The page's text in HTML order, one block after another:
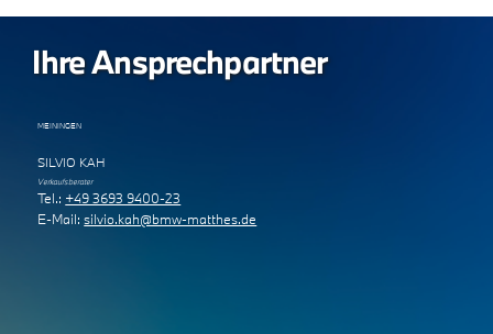
Ihre Ansprechpartner
MEININGEN
SILVIO KAH
Verkaufsberater
Tel.: +49 3693 9400-23
E-Mail:silvio.kah@bmw-matthes.de